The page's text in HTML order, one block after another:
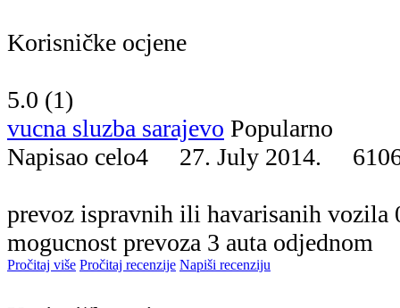
Korisničke ocjene
5.0 (1)
vucna sluzba sarajevo Popularno
Napisao celo4 27. July 2014.
prevoz ispravnih ili havarisanih
mogucnost prevoza 3 auta odjednom
Pročitaj više Pročitaj recenzije Napiši recenziju